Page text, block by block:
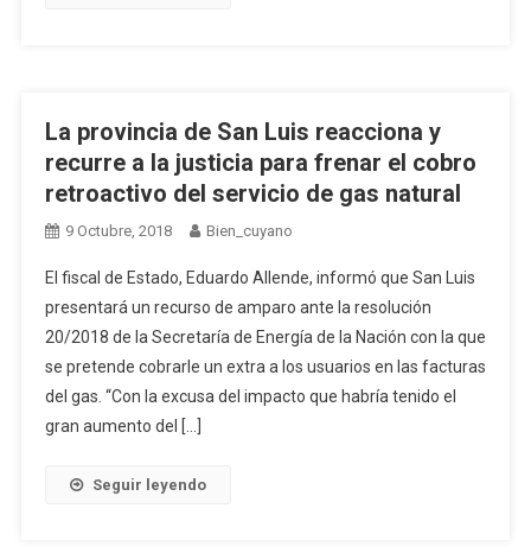
La provincia de San Luis reacciona y
recurre a la justicia para frenar el cobro
retroactivo del servicio de gas natural
9 Octubre, 2018 Bien_cuyano
El fiscal de Estado, Eduardo Allende, informó que San Luis
presentará un recurso de amparo ante la resolución
20/2018 de la Secretaría de Energía de la Nación con la que
se pretende cobrarle un extra a los usuarios en las facturas
del gas. “Con la excusa del impacto que habría tenido el
gran aumento del […]
Seguir leyendo